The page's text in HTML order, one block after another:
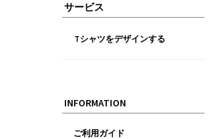
サービス
Tシャツをデザインする
INFORMATION
ご利用ガイド